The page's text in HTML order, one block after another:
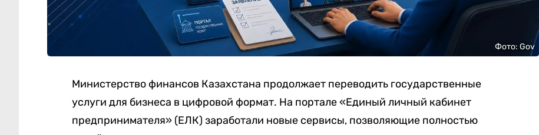
Фото: Gov
Министерство финансов Казахстана продолжает переводить государственные
услуги для бизнеса в цифровой формат. На портале «Единый личный кабинет
предпринимателя» (ЕЛК) заработали новые сервисы, позволяющие полностью